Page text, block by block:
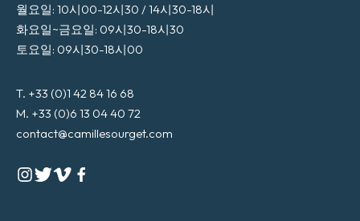
월요일: 10시00-12시30 / 14시30-18시
화요일~금요일: 09시30-18시30
토요일: 09시30-18시00
T. +33 (0)1 42 84 16 68
M. +33 (0)6 13 04 40 72
contact@camillesourget.com